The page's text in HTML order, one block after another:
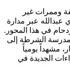
وممرات غير
عبدالله عبر مدارة
في هذا المحور.
الشرطة إلى
مشهداً يومياً
الجديدة في